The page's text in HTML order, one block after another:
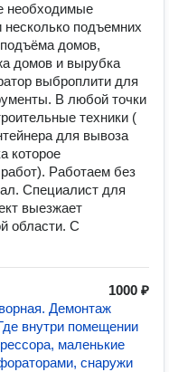
необходимые
подъемних
домов,
домов и вырубка
выброплити для
В любой точки
техники (
для вывоза
которое
Работаем без
Специалист для
выезжает
области. С
1000 ₽
Демонтаж
внутри помещении
маленькие
снаружи